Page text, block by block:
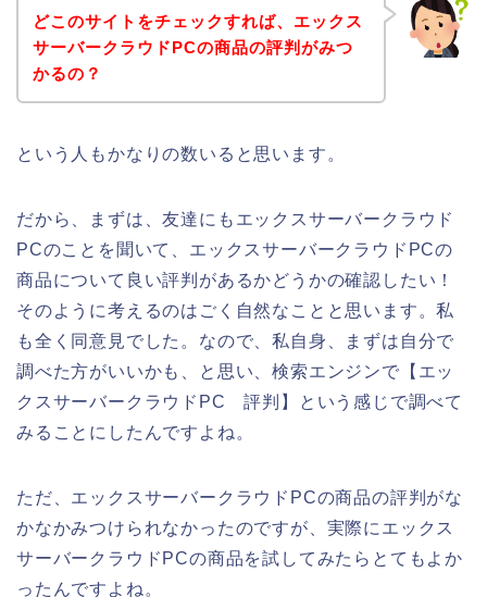
どこのサイトをチェックすれば、エックス
サーバークラウドPCの商品の評判がみつ
かるの？
という人もかなりの数いると思います。
だから、まずは、友達にもエックスサーバークラウド
PCのことを聞いて、エックスサーバークラウドPCの
商品について良い評判があるかどうかの確認したい！
そのように考えるのはごく自然なことと思います。私
も全く同意見でした。なので、私自身、まずは自分で
調べた方がいいかも、と思い、検索エンジンで【エッ
クスサーバークラウドPC 評判】という感じで調べて
みることにしたんですよね。
ただ、エックスサーバークラウドPCの商品の評判がな
かなかみつけられなかったのですが、実際にエックス
サーバークラウドPCの商品を試してみたらとてもよか
ったんですよね。